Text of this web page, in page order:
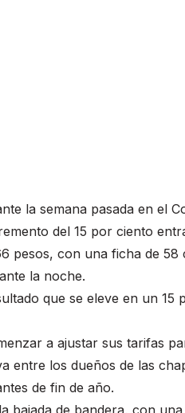
la semana pasada en el
del 15 por ciento
pesos, con una ficha de
la noche.
que se eleve en un
a ajustar sus tarifas
entre los dueños de las
de fin de año.
bajada de bandera, con